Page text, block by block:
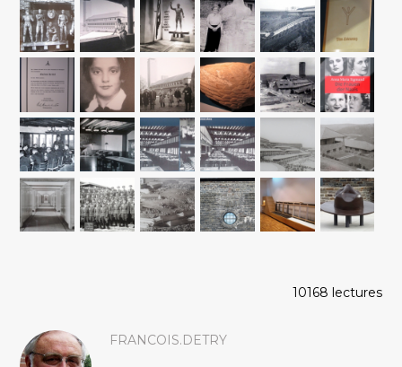
10168 lectures
FRANCOIS.DETRY